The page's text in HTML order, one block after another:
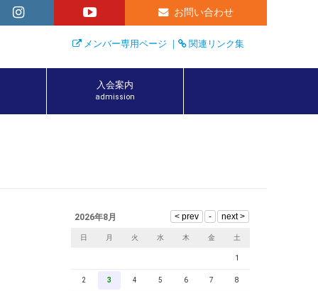
お問い合わせ
メンバー専用ページ ｜ 関連リンク集
入会案内
admission
2026年8月
日 月 火 水 木 金 土
1
2 3 4 5 6 7 8